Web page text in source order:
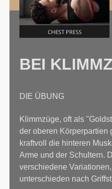
BEI
DIE ÜBUNG
Klimmzüge, oft als
der oberen Körperpartien
kraftvoll die hinteren
Arme und der Schultern.
verschiedene
unterschieden nach